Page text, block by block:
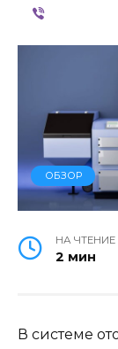
ОБЗОР
НА ЧТЕНИЕ
2 мин
В системе